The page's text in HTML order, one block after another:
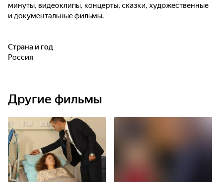
минуты, видеоклипы, концерты, сказки, художественные
и документальные фильмы.
Страна и год
Россия
Другие фильмы